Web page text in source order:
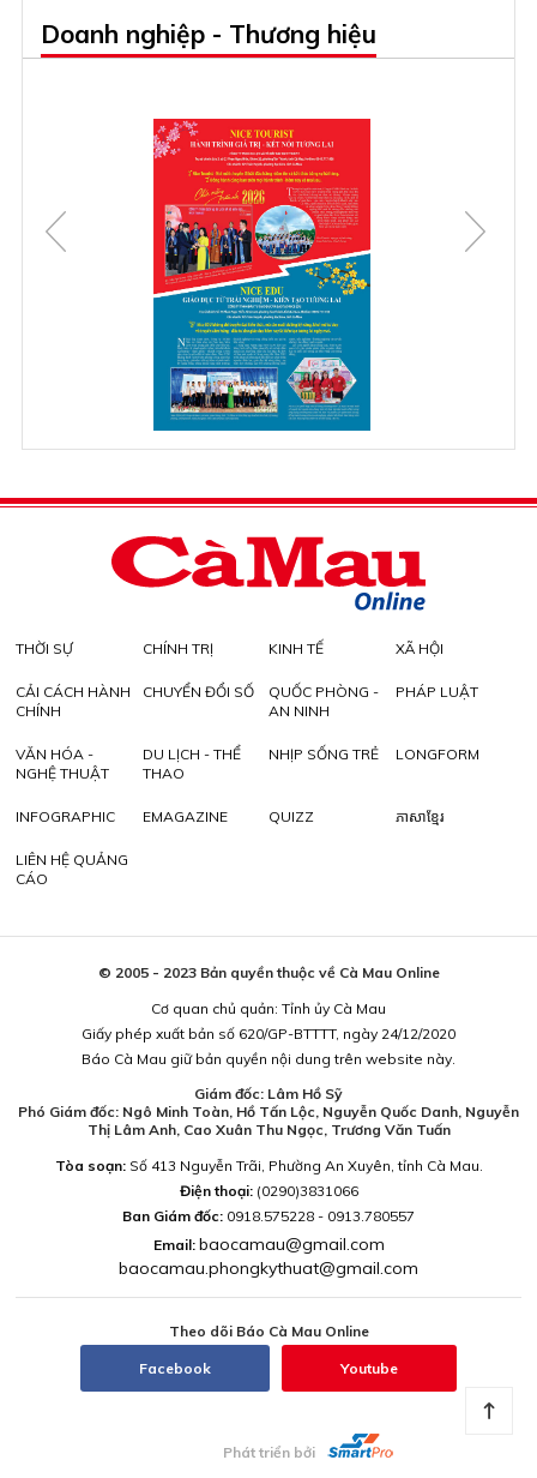
Doanh nghiệp - Thương hiệu
THỜI SỰ CHÍNH TRỊ KINH TẾ XÃ HỘI
CẢI CÁCH HÀNH
CHÍNH
CHUYỂN ĐỔI SỐ
QUỐC PHÒNG -
AN NINH
PHÁP LUẬT
VĂN HÓA -
NGHỆ THUẬT
DU LỊCH - THỂ
THAO
NHỊP SỐNG TRẺ LONGFORM
INFOGRAPHIC EMAGAZINE QUIZZ ភាសាខ្មែរ
LIÊN HỆ QUẢNG
CÁO
© 2005 - 2023 Bản quyền thuộc về Cà Mau Online
Cơ quan chủ quản: Tỉnh ủy Cà Mau
Giấy phép xuất bản số 620/GP-BTTTT, ngày 24/12/2020
Báo Cà Mau giữ bản quyền nội dung trên website này.
Giám đốc: Lâm Hồ Sỹ
Phó Giám đốc: Ngô Minh Toàn, Hồ Tấn Lộc, Nguyễn Quốc Danh, Nguyễn
Thị Lâm Anh, Cao Xuân Thu Ngọc, Trương Văn Tuấn
Tòa soạn:Số 413 Nguyễn Trãi, Phường An Xuyên, tỉnh Cà Mau.
Điện thoại: (0290)3831066
Ban Giám đốc: 0918.575228 - 0913.780557
Email: baocamau@gmail.com
baocamau.phongkythuat@gmail.com
Theo dõi Báo Cà Mau Online
Facebook Youtube
Phát triển bởi